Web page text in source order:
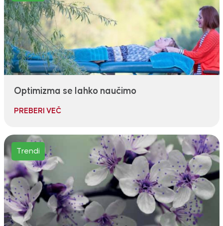
Optimizma se lahko naučimo
PREBERI VEČ
Trendi